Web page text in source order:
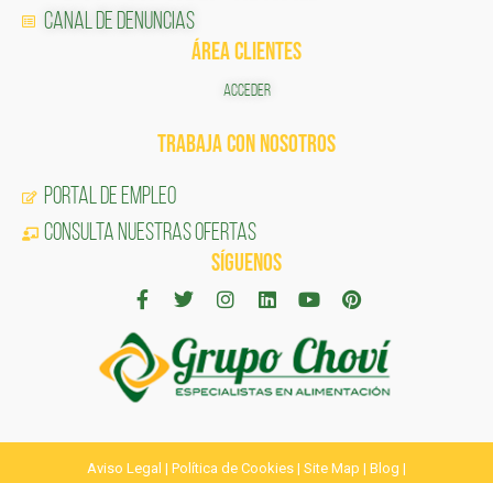
Canal de Denuncias
ÁREA CLIENTES
ACCEDER
TRABAJA CON NOSOTROS
Portal de Empleo
CONSULTA NUESTRAS OFERTAS
SÍGUENOS
Aviso Legal | Política de Cookies | Site Map | Blog |